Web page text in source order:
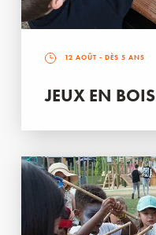
12 AOÛT - DÈS 5 ANS
JEUX EN BOIS